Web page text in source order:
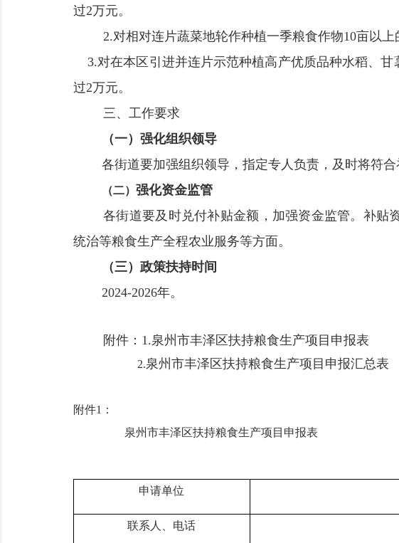
过2万元。
2.对相对连片蔬菜地轮作种植一季粮食作物10亩以上
3.对在本区引进并连片示范种植高产优质品种水稻、甘
过2万元。
三、 工作要求
（一）强化组织领导
各街道要加强组织领导，指定专人负责，及时将符
（二） 强化资金监管
各街道要及时兑付补贴金额，加强资金监管。补贴
统治等粮食生产全程农业服务等方面。
（三）政策扶持时间
2024-2026年。
附件：1.泉州市丰泽区扶持粮食生产项目申报表
2.泉州市丰泽区扶持粮食生产项目申报汇总表
附件1 ：
泉州市丰泽区扶持粮食生产项目申报表
申请单位
联系人、电话